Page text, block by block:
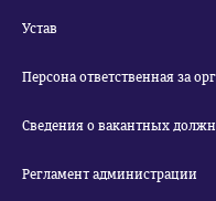
Устав
Персона ответственная за
Сведения о вакантных
Регламент администрации